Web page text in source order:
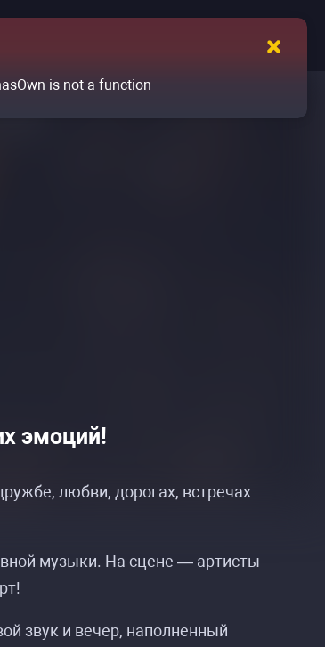
эмоций!
любви, дорогах, встречах
музыки. На сцене — артисты
звук и вечер, наполненный
is not a function